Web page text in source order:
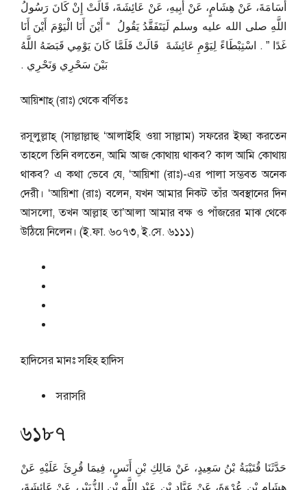
أُسَامَةَ، عَنْ هِشَامٍ، عَنْ أَبِيهِ، عَنْ عَائِشَةَ، قَالَتْ إِنْ كَانَ رَسُولُ
اللَّهِ صلى الله عليه وسلم لَيَتَفَقَّدُ يَقُولُ ‏ “‏ أَيْنَ أَنَا الْيَوْمَ أَيْنَ أَنَا
غَدًا ‏”‏ ‏.‏ اسْتِبْطَاءً لِيَوْمِ عَائِشَةَ ‏‏ قَالَتْ فَلَمَّا كَانَ يَوْمِي قَبَضَهُ اللَّهُ
بَيْنَ سَحْرِي وَنَحْرِي ‏.‏
আয়িশাহ্ (রাঃ) থেকে বর্ণিতঃ
রসূলুল্লাহ্ (সাল্লাল্লাহু ‘আলাইহি ওয়া সাল্লাম) সফরের ইচ্ছা করতেন
তাহলে তিনি বলতেন, আমি আজ কোথায় থাকব? কাল আমি কোথায়
থাকব? এ কথা ভেবে যে, ‘আয়িশা (রাঃ)-এর পালা সম্ভবত অনেক
দেরী। ‘আয়িশা (রাঃ) বলেন, যখন আমার নিকট তাঁর অবস্থানের দিন
আসলো, তখন আল্লাহ তা’আলা আমার বক্ষ ও পাঁজরের মাঝ থেকে
উঠিয়ে নিলেন। (ই.ফা. ৬০৭৩, ই.সে. ৬১১১)
হাদিসের মানঃসহিহ হাদিস
সরাসরি
৬১৮৭
حَدَّثَنَا قُتَيْبَةُ بْنُ سَعِيدٍ، عَنْ مَالِكِ بْنِ أَنَسٍ، فِيمَا قُرِئَ عَلَيْهِ عَنْ
هِشَامِ بْنِ عُرْوَةَ، عَنْ عَبَّادِ بْنِ عَبْدِ اللَّهِ بْنِ الزُّبَيْرِ، عَنْ عَائِشَةَ،